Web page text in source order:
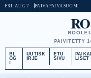
FRI, AUG 7 PAIVAPAIVASUOMI
PAIVITETTY
BL
OG
UUTISK
IRJE
ETU
SIVU
LISET